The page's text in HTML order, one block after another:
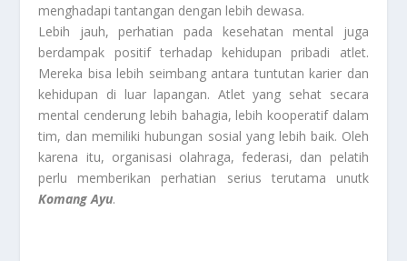
menghadapi tantangan dengan lebih dewasa.
Lebih jauh, perhatian pada kesehatan mental juga
berdampak positif terhadap kehidupan pribadi atlet.
Mereka bisa lebih seimbang antara tuntutan karier dan
kehidupan di luar lapangan. Atlet yang sehat secara
mental cenderung lebih bahagia, lebih kooperatif dalam
tim, dan memiliki hubungan sosial yang lebih baik. Oleh
karena itu, organisasi olahraga, federasi, dan pelatih
perlu memberikan perhatian serius terutama unutk
Komang Ayu.